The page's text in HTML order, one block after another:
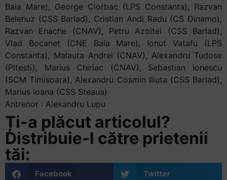
Baia Mare), George Ciorbac (LPS Constanta), Razvan
Belehuz (CSS Barlad), Cristian Andi Radu (CS Dinamo),
Razvan Enache (CNAV), Petru Azoitei (CSS Barlad),
Vlad Bocanet (CNE Baia Mare), Ionut Vatafu (LPS
Constanta), Malauta Andrei (CNAV), Alexandru Tudose
(Pitesti), Marius Chiriac (CNAV), Sebastian Ionescu
(SCM Timisoara), Alexandru Cosmin Iliuta (CSS Barlad),
Marius Ioana (CSS Steaua)
Antrenor : Alexandru Lupu
Ți-a plăcut articolul?
Distribuie-l către prietenii
tăi:
Facebook Twitter